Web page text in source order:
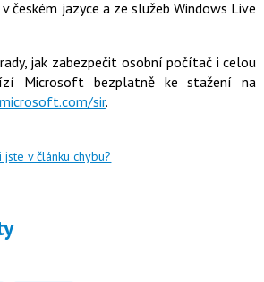
českém jazyce a ze služeb Windows Live
jak zabezpečit osobní počítač i celou
Microsoft bezplatně ke stažení na
sir.
jste v článku chybu?